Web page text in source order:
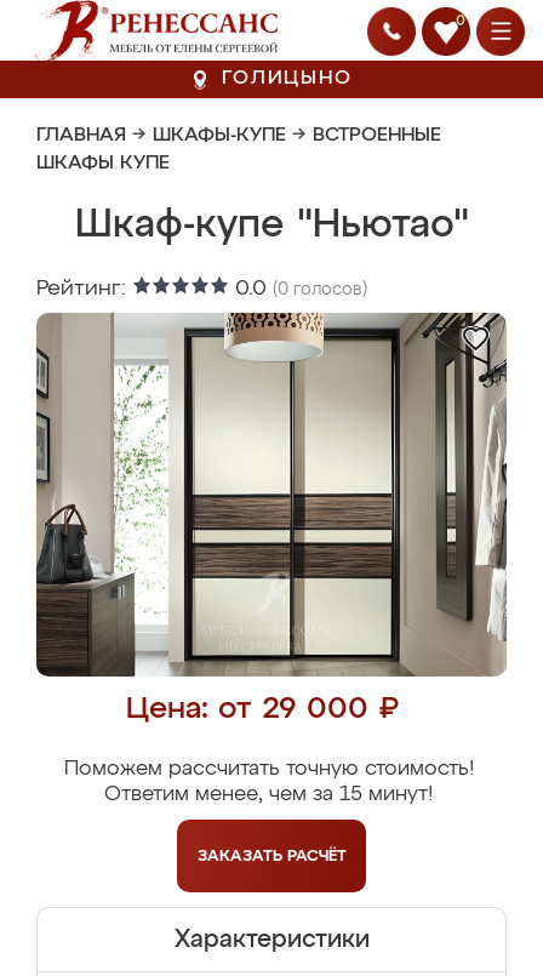
0
ГОЛИЦЫНО
ГЛАВНАЯ → ШКАФЫ-КУПЕ → ВСТРОЕННЫЕ
ШКАФЫ КУПЕ
Шкаф-купе "Ньютао"
Рейтинг: 0.0 (0 голосов)
Цена: от 29 000 ₽
Поможем рассчитать точную стоимость!
Ответим менее, чем за 15 минут!
ЗАКАЗАТЬ РАСЧЁТ
Характеристики